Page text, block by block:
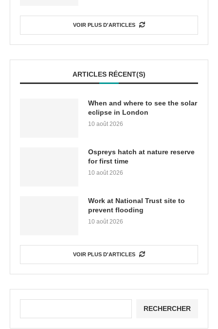
VOIR PLUS D'ARTICLES
ARTICLES RÉCENT(S)
When and where to see the solar
eclipse in London
10 août 2026
Ospreys hatch at nature reserve
for first time
10 août 2026
Work at National Trust site to
prevent flooding
10 août 2026
VOIR PLUS D'ARTICLES
RECHERCHER